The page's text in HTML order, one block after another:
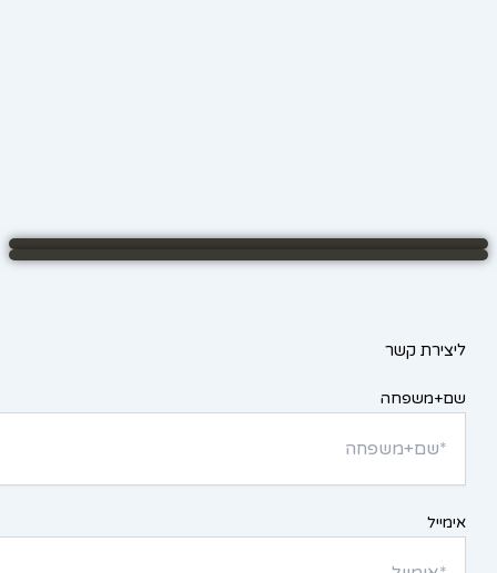
ליצירת קשר
שם+משפחה
אימייל